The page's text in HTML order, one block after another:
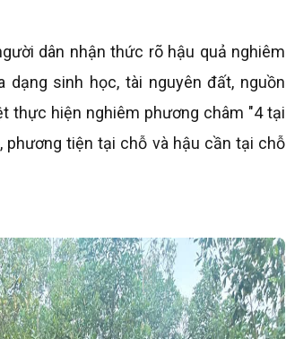
dân nhận thức rõ hậu quả nghiêm
sinh học, tài nguyên đất, nguồn
thực hiện nghiêm phương châm "4 tại
tiện tại chỗ và hậu cần tại chỗ